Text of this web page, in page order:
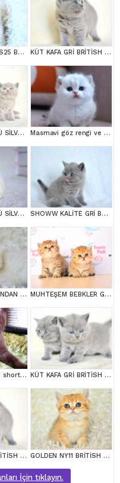
SHOW KALİTE NS25 BRİTİSH SHORTHAİR YAVRUMUZ DİŞİ KÜT KAFA GRİ BRİTİSH SHORTHAİR
OKYANUS GÖZLÜ SİLVER POİNT BRİTİSH SHORTHAİR YAVRUMUZ Masmavi göz rengi ve Bem beyaz tüyleri ile Silver British Shortair
OKYANUS GÖZLÜ SİLVER POİNT BRİTİSH SHORTHAİR YAVRUMUZ SHOWW KALİTE GRİ BRİTİSH SHORTHAİR YAVRUMUZ
ŞAMPİYON SOYUNDAN LYNX BRİTİSH SHORTHAİR MUHTEŞEM BEBKLER GOLDEN BRİTİSH SHORTHAİR
chocolate british shortair KÜT KAFA GRİ BRİTİSH SHORTHAİR YAVRULARIMIZ
KÜT KAFA GRİ BRİTİSH SHORTHAİR YAVRULARIMIZ GOLDEN NY11 BRİTİSH SHORTHAİR YAVRUMUZ
İçin tıklayın.